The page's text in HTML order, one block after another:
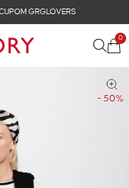
FRETE GRÁTIS NAS
0
- 50%